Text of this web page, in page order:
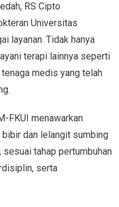
RS Cipto
Universitas
layanan. Tidak hanya
terapi lainnya seperti
medis yang telah
FKUI menawarkan
dan lelangit sumbing
tahap pertumbuhan
serta